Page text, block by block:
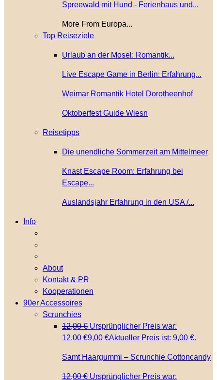
Spreewald mit Hund - Ferienhaus und...
More From Europa...
Top Reiseziele
Urlaub an der Mosel: Romantik...
Live Escape Game in Berlin: Erfahrung...
Weimar Romantik Hotel Dorotheenhof
Oktoberfest Guide Wiesn
Reisetipps
Die unendliche Sommerzeit am Mittelmeer
Knast Escape Room: Erfahrung bei
Escape...
Auslandsjahr Erfahrung in den USA /...
Info
About
Kontakt & PR
Kooperationen
90er Accessoires
Scrunchies
12,00€ Ursprünglicher Preis war:
12,00 €9,00 €Aktueller Preis ist: 9,00 €.
Samt Haargummi – Scrunchie Cottoncandy
12,00€ Ursprünglicher Preis war: